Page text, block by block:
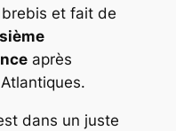
et fait de
après
dans un juste